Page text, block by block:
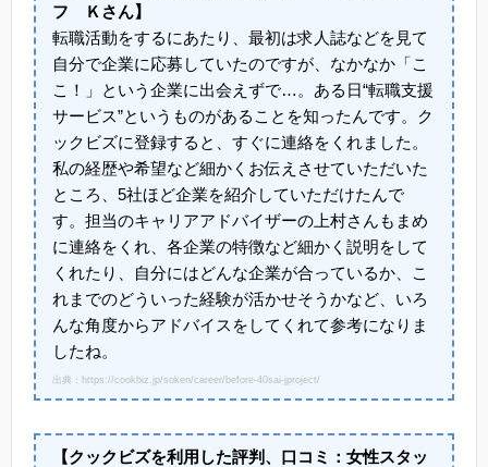
フ Ｋさん】
転職活動をするにあたり、最初は求人誌などを見て
自分で企業に応募していたのですが、なかなか「こ
こ！」という企業に出会えずで…。ある日“転職支援
サービス”というものがあることを知ったんです。ク
ックビズに登録すると、すぐに連絡をくれました。
私の経歴や希望など細かくお伝えさせていただいた
ところ、5社ほど企業を紹介していただけたんで
す。担当のキャリアアドバイザーの上村さんもまめ
に連絡をくれ、各企業の特徴など細かく説明をして
くれたり、自分にはどんな企業が合っているか、こ
れまでのどういった経験が活かせそうかなど、いろ
んな角度からアドバイスをしてくれて参考になりま
したね。
出典：https://cookbiz.jp/soken/career/before-40sai-jproject/
【クックビズを利用した評判、口コミ：女性スタッ